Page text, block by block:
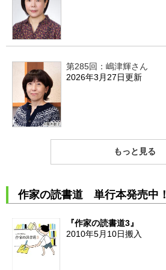
第285回：嶋津輝さん
2026年3月27日更新
もっと見る
作家の読書道 単行本発売中！
『作家の読書道3』
2010年5月10日搬入